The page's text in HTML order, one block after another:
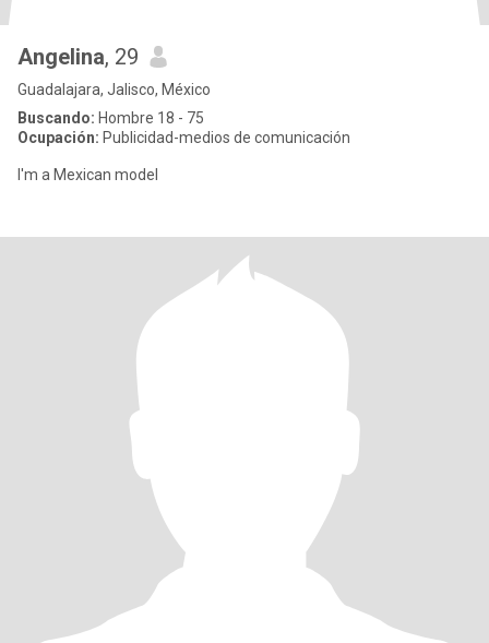
Angelina, 29
Guadalajara, Jalisco, México
Buscando: Hombre 18 - 75
Ocupación: Publicidad-medios de comunicación
I'm a Mexican model